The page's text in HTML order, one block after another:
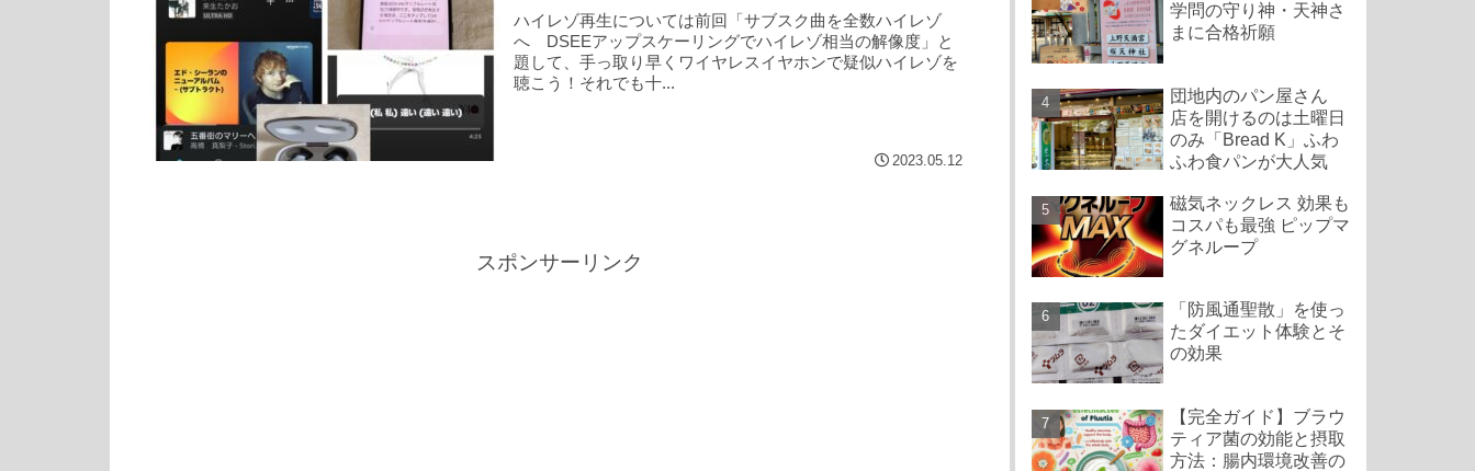
ハイレゾ再生については前回「サブスク曲を全数ハイレゾ
へ DSEEアップスケーリングでハイレゾ相当の解像度」と
題して、手っ取り早くワイヤレスイヤホンで疑似ハイレゾを
聴こう！それでも十...
2023.05.12
スポンサーリンク
学問の守り神・天神さ
まに合格祈願
団地内のパン屋さん
店を開けるのは土曜日
のみ「Bread K」ふわ
ふわ食パンが大人気
磁気ネックレス 効果も
コスパも最強 ピップマ
グネループ
「防風通聖散」を使っ
たダイエット体験とそ
の効果
【完全ガイド】ブラウ
ティア菌の効能と摂取
方法：腸内環境改善の